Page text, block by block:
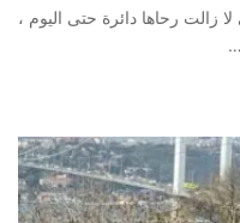
لا زالت رحاها دائرة حتى اليوم ،